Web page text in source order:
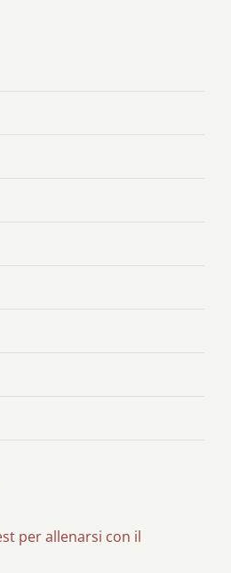
per allenarsi con il